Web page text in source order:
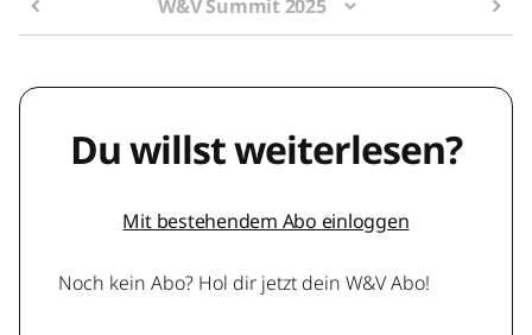
W&V Summit 2025
Du willst weiterlesen?
Mit bestehendem Abo einloggen
Noch kein Abo? Hol dir jetzt dein W&V Abo!